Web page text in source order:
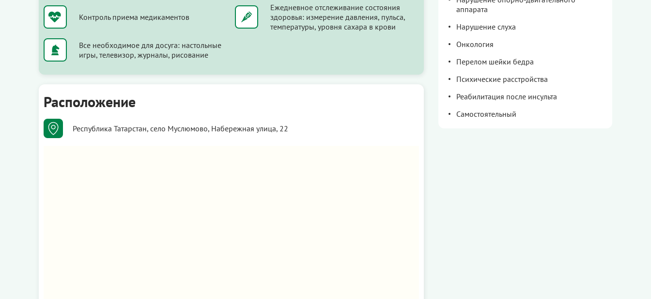
Контроль приема медикаментов
Ежедневное отслеживание состояния
здоровья: измерение давления, пульса,
температуры, уровня сахара в крови
Все необходимое для досуга: настольные
игры, телевизор, журналы, рисование
Расположение
Республика Татарстан, село Муслюмово, Набережная улица, 22
аппарата
Нарушение слуха
Онкология
Перелом шейки бедра
Психические расстройства
Реабилитация после инсульта
Самостоятельный